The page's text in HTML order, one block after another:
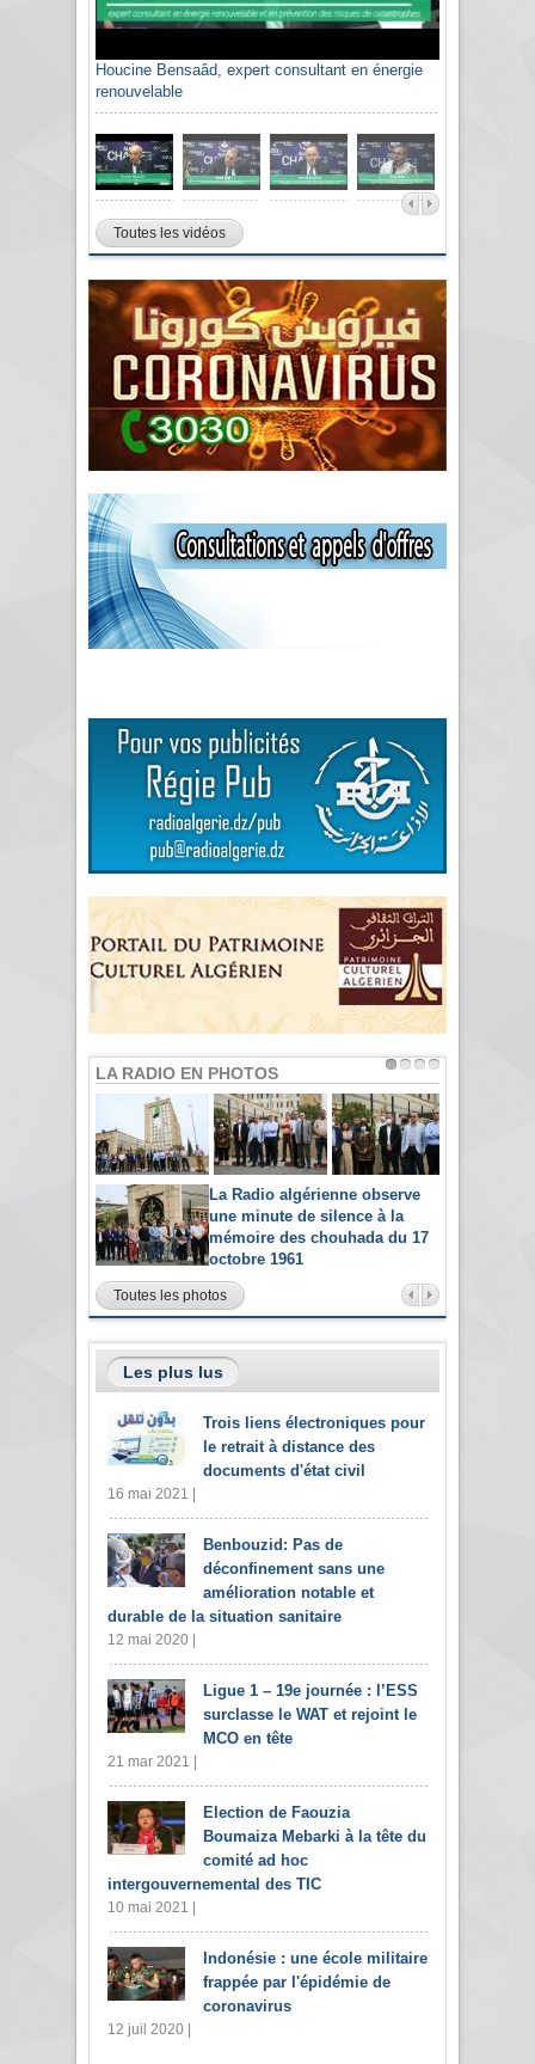
Houcine Bensaâd, expert consultant en énergie
renouvelable
Toutes les vidéos
LA RADIO EN PHOTOS
La Radio algérienne observe
une minute de silence à la
mémoire des chouhada du 17
octobre 1961
Toutes les photos
Les plus lus
Trois liens électroniques pour
le retrait à distance des
documents d'état civil
16 mai 2021 |
Benbouzid: Pas de
déconfinement sans une
amélioration notable et
durable de la situation sanitaire
12 mai 2020 |
Ligue 1 – 19e journée : l’ESS
surclasse le WAT et rejoint le
MCO en tête
21 mar 2021 |
Election de Faouzia
Boumaiza Mebarki à la tête du
comité ad hoc
intergouvernemental des TIC
10 mai 2021 |
Indonésie : une école militaire
frappée par l'épidémie de
coronavirus
12 juil 2020 |